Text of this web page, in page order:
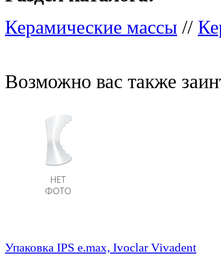
Керамические массы //
Возможно вас также
Упаковка IPS e.max, Ivoclar Vivadent